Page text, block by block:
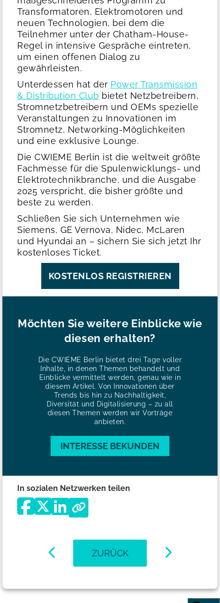
Transformatoren, Elektromotoren und
neuen Technologien, bei dem die
Teilnehmer unter der Chatham-House-
Regel in intensive Gespräche eintreten,
um einen offenen Dialog zu
gewährleisten.
Unterdessen hat der Power Transmission
& Distribution Club bietet Netzbetreibern,
Stromnetzbetreibern und OEMs spezielle
Veranstaltungen zu Innovationen im
Stromnetz, Networking-Möglichkeiten
und eine exklusive Lounge.
Die CWIEME Berlin ist die weltweit größte
Fachmesse für die Spulenwicklungs- und
Elektrotechnikbranche, und die Ausgabe
2025 verspricht, die bisher größte und
beste zu werden.
Schließen Sie sich Unternehmen wie
Siemens, GE Vernova, Nidec, McLaren
und Hyundai an – sichern Sie sich jetzt Ihr
kostenloses Ticket.
KOSTENLOS REGISTRIEREN
Möchten Sie weitere Einblicke wie
diesen erhalten?
Die CWIEME Berlin bietet drei Tage voller
Inhalte, in denen Themen behandelt und
Einblicke vermittelt werden, genau wie in
diesem Artikel. Von Innovationen über
Trends bis hin zu Nachhaltigkeit,
Diversität und Digitalisierung – zu all
diesen Themen werden wir Vorträge
anbieten.
INTERESSE BEKUNDEN
In sozialen Netzwerken teilen
ZURÜCK